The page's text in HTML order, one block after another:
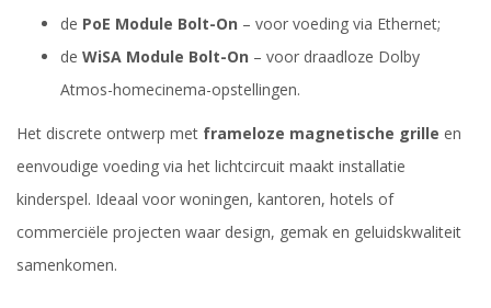
de PoE Module Bolt-On – voor voeding via Ethernet;
de WiSA Module Bolt-On – voor draadloze Dolby
Atmos-homecinema-opstellingen.
Het discrete ontwerp met frameloze magnetische grille en
eenvoudige voeding via het lichtcircuit maakt installatie
kinderspel. Ideaal voor woningen, kantoren, hotels of
commerciële projecten waar design, gemak en geluidskwaliteit
samenkomen.